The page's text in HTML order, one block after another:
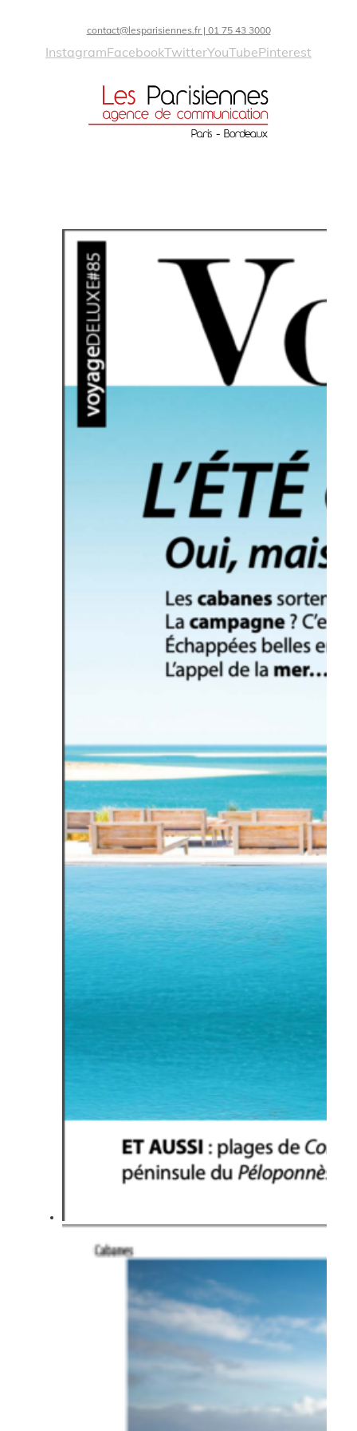
contact@lesparisiennes.fr | 01 75 43 3000
InstagramFacebookTwitterYouTubePinterest